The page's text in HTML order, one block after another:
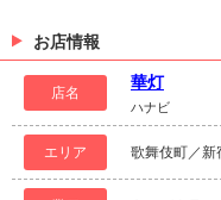
お店情報
店名
華灯
ハナビ
エリア 歌舞伎町／新